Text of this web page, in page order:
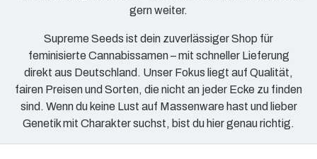
gern weiter.
Supreme Seeds ist dein zuverlässiger Shop für
feminisierte Cannabissamen – mit schneller Lieferung
direkt aus Deutschland. Unser Fokus liegt auf Qualität,
fairen Preisen und Sorten, die nicht an jeder Ecke zu finden
sind. Wenn du keine Lust auf Massenware hast und lieber
Genetik mit Charakter suchst, bist du hier genau richtig.